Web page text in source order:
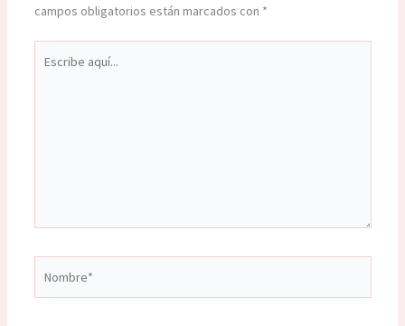
campos obligatorios están marcados con *
aquí...